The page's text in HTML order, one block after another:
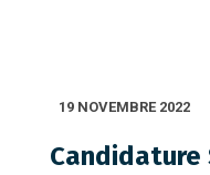
19 NOVEMBRE 2022
Candidature